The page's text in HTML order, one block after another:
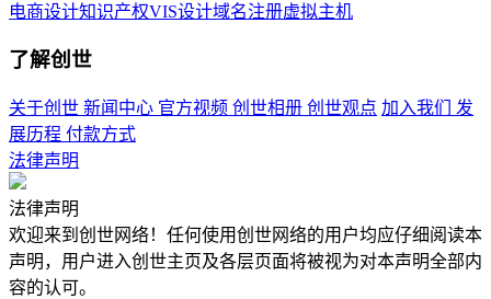
电商设计知识产权VIS设计域名注册虚拟主机
了解创世
关于创世 新闻中心 官方视频 创世相册 创世观点 加入我们 发
展历程 付款方式
法律声明
法律声明
欢迎来到创世网络！任何使用创世网络的用户均应仔细阅读本
声明，用户进入创世主页及各层页面将被视为对本声明全部内
容的认可。